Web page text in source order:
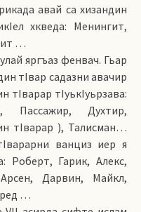
авай са хизандин
хкведа: Менингит,
…
яргъаз фенвач. Гьар
тIвар садазни авачир
тIварар тIуькIуьрзава:
Пассажир, Духтир,
тIварар ), Талисман…
ванциз иер я
Роберт, Гарик, Алекс,
Дарвин, Майкл,
…